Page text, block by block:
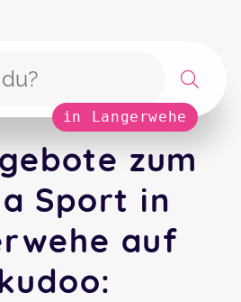
in Langerwehe
zum
Sport in
auf